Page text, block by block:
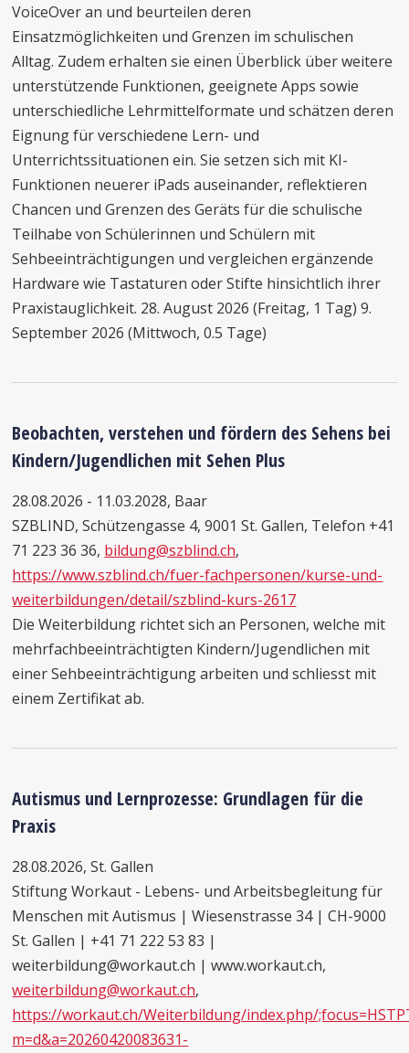
VoiceOver an und beurteilen deren
Einsatzmöglichkeiten und Grenzen im schulischen
Alltag. Zudem erhalten sie einen Überblick über weitere
unterstützende Funktionen, geeignete Apps sowie
unterschiedliche Lehrmittelformate und schätzen deren
Eignung für verschiedene Lern- und
Unterrichtssituationen ein. Sie setzen sich mit KI-
Funktionen neuerer iPads auseinander, reflektieren
Chancen und Grenzen des Geräts für die schulische
Teilhabe von Schülerinnen und Schülern mit
Sehbeeinträchtigungen und vergleichen ergänzende
Hardware wie Tastaturen oder Stifte hinsichtlich ihrer
Praxistauglichkeit. 28. August 2026 (Freitag, 1 Tag) 9.
September 2026 (Mittwoch, 0.5 Tage)
Beobachten, verstehen und fördern des Sehens bei
Kindern/Jugendlichen mit Sehen Plus
28.08.2026 - 11.03.2028, Baar
SZBLIND, Schützengasse 4, 9001 St. Gallen, Telefon +41
71 223 36 36, bildung@szblind.ch,
https://www.szblind.ch/fuer-fachpersonen/kurse-und-
weiterbildungen/detail/szblind-kurs-2617
Die Weiterbildung richtet sich an Personen, welche mit
mehrfachbeeinträchtigten Kindern/Jugendlichen mit
einer Sehbeeinträchtigung arbeiten und schliesst mit
einem Zertifikat ab.
Autismus und Lernprozesse: Grundlagen für die
Praxis
28.08.2026, St. Gallen
Stiftung Workaut - Lebens- und Arbeitsbegleitung für
Menschen mit Autismus | Wiesenstrasse 34 | CH-9000
St. Gallen | +41 71 222 53 83 |
weiterbildung@workaut.ch | www.workaut.ch,
weiterbildung@workaut.ch,
https://workaut.ch/Weiterbildung/index.php/
m=d&a=20260420083631-